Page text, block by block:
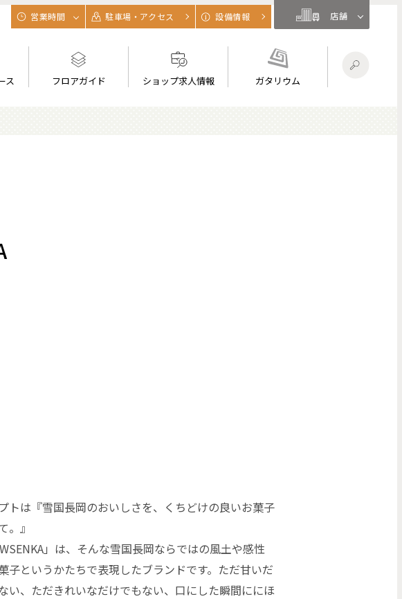
ス フロアガイド ショップ求人情報 ガタリウム
営業時間 駐車場・アクセス 設備情報 店舗
トは『雪国長岡のおいしさを、くちどけの良いお菓子
。』
」は、そんな雪国長岡ならではの風土や感性
子というかたちで表現したブランドです。ただ甘いだ
い、ただきれいなだけでもない、口にした瞬間ににほ